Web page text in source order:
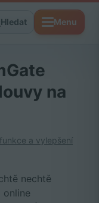
Hledat Menu
na
a vylepšení
nechtě